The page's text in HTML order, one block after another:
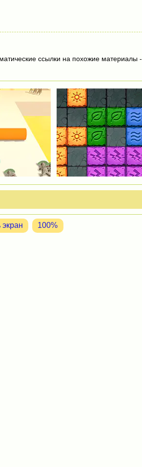
ссылки на похожие материалы -
экран 100%